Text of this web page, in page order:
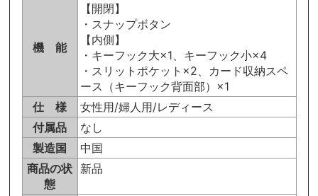
機 能
【開閉】
・スナップボタン
【内側】
・キーフック大×1、キーフック小×4
・スリットポケット×2、カード収納スペ
ース（キーフック背面部）×1
仕 様
女性用/婦人用/レディース
付属品
なし
製造国
中国
商品の状
態
新品